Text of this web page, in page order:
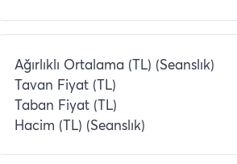
Ağırlıklı Ortalama (TL) (Seanslık)
Tavan Fiyat (TL)
Taban Fiyat (TL)
Hacim (TL) (Seanslık)